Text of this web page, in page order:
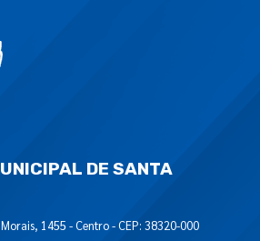
DE SANTA
1455 - Centro - CEP: 38320-000